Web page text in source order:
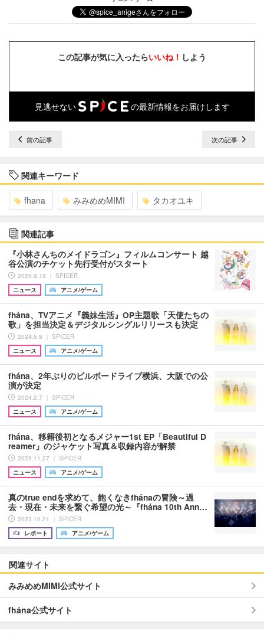
この記事が気に入ったらいいね！ しよう
見逃せない の最新情報をお届けします
前の記事 次の記事
関連キーワード
fhana みみめめMIMI タカオユキ
関連記事
『小林さんちのメイドラゴン』フィルムコンサート 越
谷公演のチケット先行受付がスタート
2025.9.19 ｜ SPICER
ニュース
アニメ/ゲーム
fhána、TVアニメ『義妹生活』OP主題歌「天使たちの
歌」を担当決定＆デジタルシングルリリースも決定
2024.6.9 ｜ SPICER
ニュース
アニメ/ゲーム
fhána、2年ぶりのビルボードライブ横浜、大阪での公
演が決定
2024.2.7 ｜ SPICER
ニュース
アニメ/ゲーム
fhána、移籍後初となるメジャー1st EP「Beautiful D
reamer」のジャケット写真＆収録内容が解禁
2023.11.27 ｜ SPICER
ニュース
アニメ/ゲーム
真のtrue endを求めて、飽くなきfhánaの冒険～過
去・現在・未来を繋ぐ希望の光～『fhána 10th Ann…
2023.10.21 ｜ SPICER
レポート
アニメ/ゲーム
関連サイト
みみめめMIMI公式サイト
fhána公式サイト